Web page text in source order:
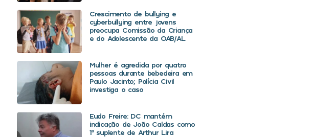
Crescimento de bullying e
cyberbullying entre jovens
preocupa Comissão da Criança
e do Adolescente da OAB/AL
Mulher é agredida por quatro
pessoas durante bebedeira em
Paulo Jacinto; Polícia Civil
investiga o caso
Eudo Freire: DC mantém
indicação de João Caldas como
1º suplente de Arthur Lira